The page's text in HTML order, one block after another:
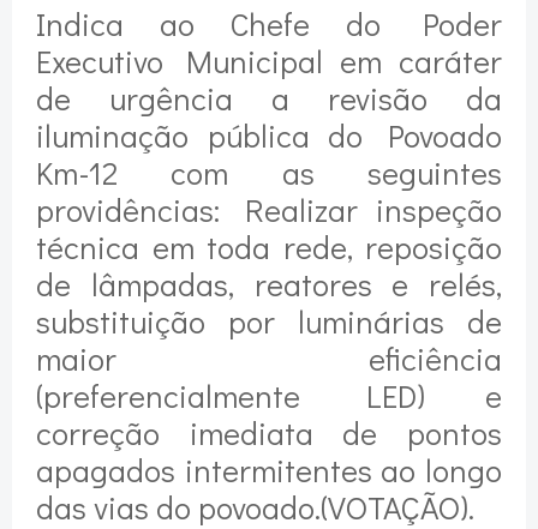
Indica ao Chefe do Poder
Executivo Municipal em caráter
de urgência a revisão da
iluminação pública do Povoado
Km-12 com as seguintes
providências: Realizar inspeção
técnica em toda rede, reposição
de lâmpadas, reatores e relés,
substituição por luminárias de
maior eficiência
(preferencialmente LED) e
correção imediata de pontos
apagados intermitentes ao longo
das vias do povoado.(VOTAÇÃO).